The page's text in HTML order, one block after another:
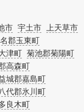
市 宇土市 上天草市
郡玉東町
津町 菊池郡菊陽町
高森町
城郡嘉島町
代郡氷川町
良木町